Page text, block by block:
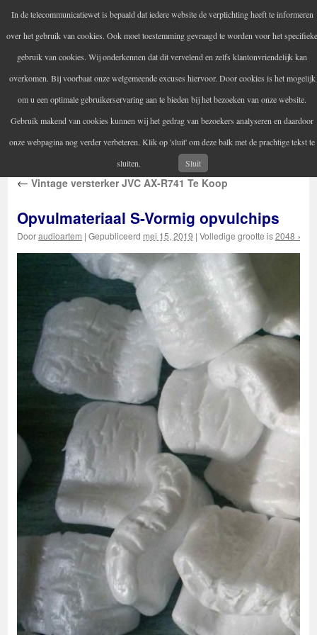
Audio Artem
Uw versterker-audio reparateur
Spring
Home Audio reparatie
Vintage audioapparatuur
← Vintage versterker JVC AX-R741 Te Koop
Opvulmateriaal S-Vormig opvulchips
Dooraudioartem | Gepubliceerd mei 15, 2019 | Volledige grootte is2048 ×
In de telecommunicatiewet is bepaald dat iedere website de verplichting heeft te informeren
over het gebruik van cookies. Ook moet toestemming gevraagd te worden voor het specifieke
gebruik van cookies. Wij onderkennen dat dit vervelend en zelfs klantonvriendelijk kan
overkomen. Bij voorbaat onze welgemeende excuses hiervoor. Door cookies is het mogelijk
om u een optimale gebruikerservaring aan te bieden bij het bezoeken van onze website.
Gebruik makend van cookies kunnen wij het gedrag van bezoekers analyseren en daardoor
onze webpagina nog verder verbeteren. Klik op 'sluit' om deze balk met de prachtige tekst te
sluiten.
Sluit